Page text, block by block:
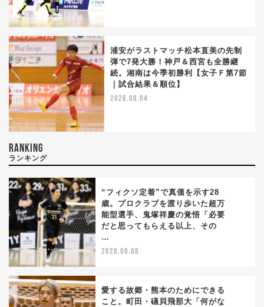
浦安がラストマッチ松本直美の先制
弾で7発大勝！神戸＆西宮も全勝継
続。湘南は今季初勝利【女子Ｆ第7節
｜試合結果＆順位】
2026.08.04
RANKING
ランキング
“フィクソ定着”で真価を示す28
歳。プロクラブを渡り歩いた超万
能型選手、鬼塚祥慶の覚悟「必要
だと思ってもらえる以上、その
…
2026.08.08
愛する故郷・熊本のためにできる
こと。町田・礒貝飛那大「何がな